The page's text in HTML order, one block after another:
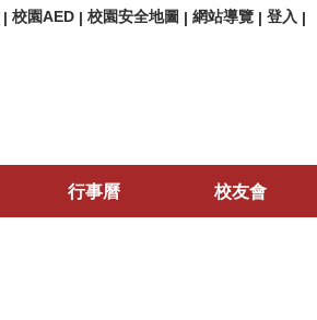
| 校園AED | 校園安全地圖 | 網站導覽 | 登入 |
行事曆 校友會